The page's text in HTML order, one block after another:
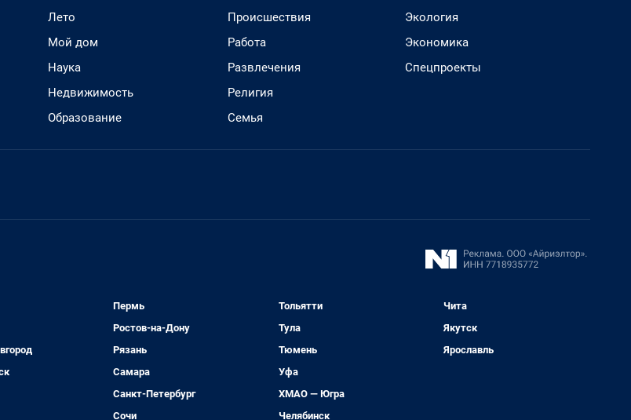
Лето
Мой дом
Наука
Недвижимость
Образование
Происшествия
Работа
Развлечения
Религия
Семья
Экология
Экономика
Спецпроекты
Пермь
Ростов-на-Дону
Рязань
Самара
Санкт-Петербург
Сочи
Тольятти
Тула
Тюмень
Уфа
ХМАО — Югра
Челябинск
Чита
Якутск
Ярославль